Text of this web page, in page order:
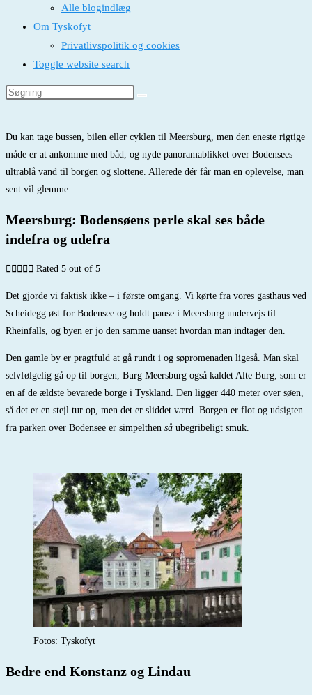
Alle blogindlæg
Om Tyskofyt
Privatlivspolitik og cookies
Toggle website search
Du kan tage bussen, bilen eller cyklen til Meersburg, men den eneste rigtige
måde er at ankomme med båd, og nyde panoramablikket over Bodensees
ultrablå vand til borgen og slottene. Allerede dér får man en oplevelse, man
sent vil glemme.
Meersburg: Bodensøens perle skal ses både
indefra og udefra
     Rated 5 out of 5
Det gjorde vi faktisk ikke – i første omgang. Vi kørte fra vores gasthaus ved
Scheidegg øst for Bodensee og holdt pause i Meersburg undervejs til
Rheinfalls, og byen er jo den samme uanset hvordan man indtager den.
Den gamle by er pragtfuld at gå rundt i og søpromenaden ligeså. Man skal
selvfølgelig gå op til borgen, Burg Meersburg også kaldet Alte Burg, som er
en af de ældste bevarede borge i Tyskland. Den ligger 440 meter over søen,
så det er en stejl tur op, men det er sliddet værd. Borgen er flot og udsigten
fra parken over Bodensee er simpelthen så ubegribeligt smuk.
Fotos: Tyskofyt
Bedre end Konstanz og Lindau